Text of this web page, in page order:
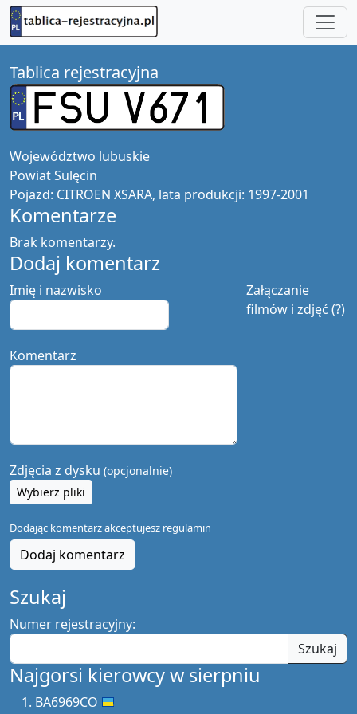
Tablica rejestracyjna
Województwo lubuskie
PowiatSulęcin
Pojazd: CITROEN XSARA, lata produkcji: 1997-2001
Komentarze
Brak komentarzy.
Dodaj komentarz
Załączanie
filmów i zdjęć (?)
Imię i nazwisko
Komentarz
Zdjęcia z dysku (opcjonalnie)
Wybierz pliki
Dodając komentarz akceptujesz regulamin
Dodaj komentarz
Szukaj
Numer rejestracyjny:
Szukaj
Najgorsi kierowcy w sierpniu
BA6969CO